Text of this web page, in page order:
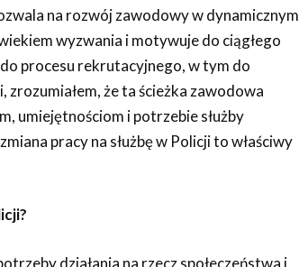
na rozwój zawodowy w dynamicznym
wyzwania i motywuje do ciągłego
procesu rekrutacyjnego, w tym do
że ta ścieżka zawodowa
umiejętnościom i potrzebie służby
pracy na służbę w Policji to właściwy
działania na rzecz społeczeństwa i